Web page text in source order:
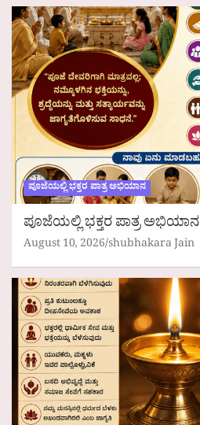
ಪೂಜೆಯಲ್ಲಿ ಭಕ್ತರ ಪಾತ್ರ ಅಭಿಯಾನ
ಪೂಜೆಯಲ್ಲಿ ಭಕ್ತರ ಪಾತ್ರ ಅಭಿಯಾನ
August 10, 2026 shubhakara Jain